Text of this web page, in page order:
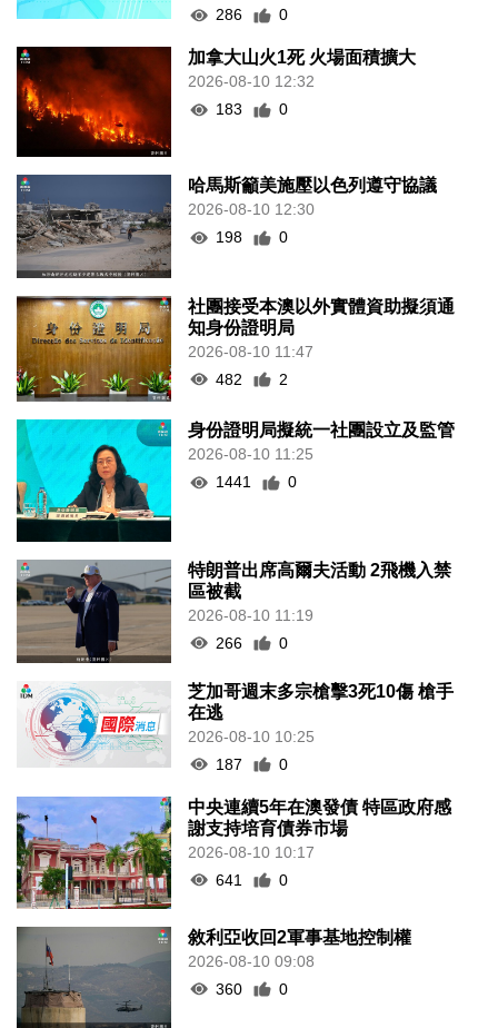
286
0
加拿大山火1死 火場面積擴大
2026-08-10 12:32
183
0
哈馬斯籲美施壓以色列遵守協議
2026-08-10 12:30
198
0
社團接受本澳以外實體資助擬須通
知身份證明局
2026-08-10 11:47
482
2
身份證明局擬統一社團設立及監管
2026-08-10 11:25
1441
0
特朗普出席高爾夫活動 2飛機入禁
區被截
2026-08-10 11:19
266
0
芝加哥週末多宗槍擊3死10傷 槍手
在逃
2026-08-10 10:25
187
0
中央連續5年在澳發債 特區政府感
謝支持培育債券市場
2026-08-10 10:17
641
0
敘利亞收回2軍事基地控制權
2026-08-10 09:08
360
0